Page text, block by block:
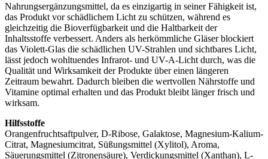
Nahrungsergänzungsmittel, da es einzigartig in seiner Fähigkeit ist,
das Produkt vor schädlichem Licht zu schützen, während es
gleichzeitig die Bioverfügbarkeit und die Haltbarkeit der
Inhaltsstoffe verbessert. Anders als herkömmliche Gläser blockiert
das Violett-Glas die schädlichen UV-Strahlen und sichtbares Licht,
lässt jedoch wohltuendes Infrarot- und UV-A-Licht durch, was die
Qualität und Wirksamkeit der Produkte über einen längeren
Zeitraum bewahrt. Dadurch bleiben die wertvollen Nährstoffe und
Vitamine optimal erhalten und das Produkt bleibt länger frisch und
wirksam.
Hilfsstoffe
Orangenfruchtsaftpulver, D-Ribose, Galaktose, Magnesium-Kalium-
Citrat, Magnesiumcitrat, Süßungsmittel (Xylitol), Aroma,
Säuerungsmittel (Zitronensäure), Verdickungsmittel (Xanthan), L-